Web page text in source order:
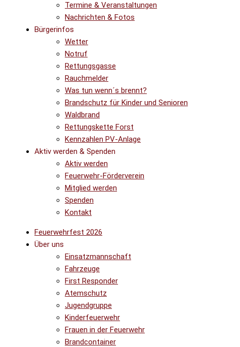
Termine & Veranstaltungen
Nachrichten & Fotos
Bürgerinfos
Wetter
Notruf
Rettungsgasse
Rauchmelder
Was tun wenn´s brennt?
Brandschutz für Kinder und Senioren
Waldbrand
Rettungskette Forst
Kennzahlen PV-Anlage
Aktiv werden & Spenden
Aktiv werden
Feuerwehr-Förderverein
Mitglied werden
Spenden
Kontakt
Feuerwehrfest 2026
Über uns
Einsatzmannschaft
Fahrzeuge
First Responder
Atemschutz
Jugendgruppe
Kinderfeuerwehr
Frauen in der Feuerwehr
Brandcontainer